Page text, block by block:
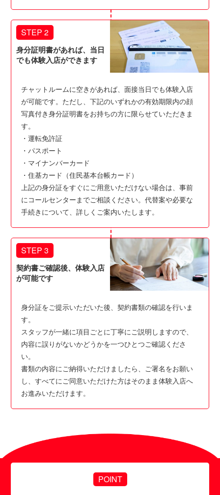
STEP 2
身分証明書があれば、当日
でも体験入店ができます
チャットルームに空きがあれば、面接当日でも体験入店
が可能です。ただし、下記のいずれかの有効期限内の顔
写真付き身分証明書をお持ちの方に限らせていただきま
す。
・運転免許証
・パスポート
・マイナンバーカード
・住基カード（住民基本台帳カード）
上記の身分証をすぐにご用意いただけない場合は、事前
にコールセンターまでご相談ください。代替案や必要な
手続きについて、詳しくご案内いたします。
STEP 3
契約書ご確認後、体験入店
が可能です
身分証をご提示いただいた後、契約書類の確認を行いま
す。
スタッフが一緒に項目ごとに丁寧にご説明しますので、
内容に誤りがないかどうかを一つひとつご確認くださ
い。
書類の内容にご納得いただけましたら、ご署名をお願い
し、すべてにご同意いただけた方はそのまま体験入店へ
お進みいただけます。
POINT